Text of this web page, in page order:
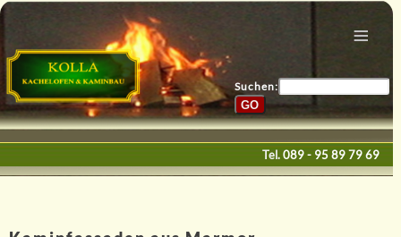
Menu
Bau & Design
Galerie
Service
Suchen:
Tel.089 - 95 89 79 69